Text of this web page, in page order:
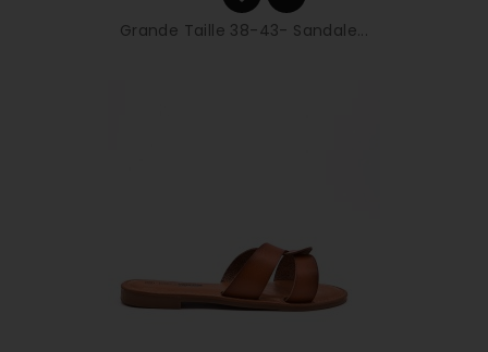
Grande Taille 38-43- Sandale...